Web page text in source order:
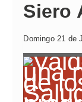
Siero
Domingo 21 de